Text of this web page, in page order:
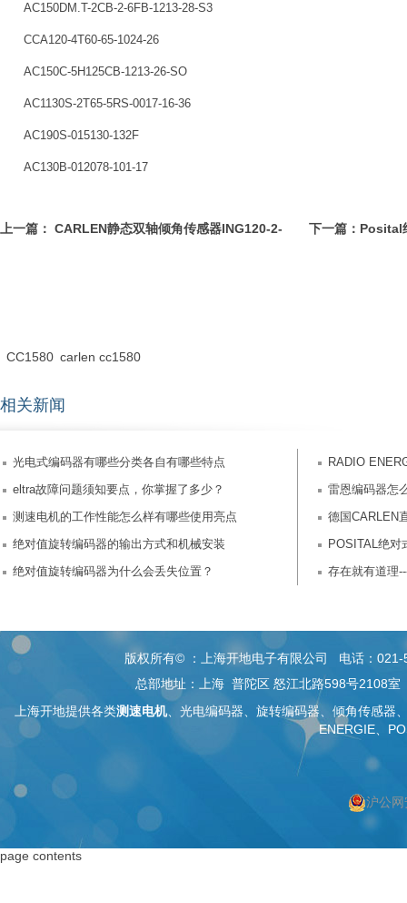
AC150DM.T-2CB-2-6FB-1213-28-S3
CCA120-4T60-65-1024-26
AC150C-5H125CB-1213-26-SO
AC1130S-2T65-5RS-0017-16-36
AC190S-015130-132F
AC130B-012078-101-17
上一篇： CARLEN静态双轴倾角传感器ING120-2- 下一篇： Posital
CC1580 carlen cc1580
相关新闻
光电式编码器有哪些分类各自有哪些特点
RADIO
1024CR02-
eltra故障问题须知要点，你掌握了多少？
雷恩编码器怎
测速电机的工作性能怎么样有哪些使用亮点
德国CARLEN
绝对值旋转编码器的输出方式和机械安装
POSITAL绝对
绝对值旋转编码器为什么会丢失位置？
存在就有道理
版权所有© ：上海开地电子有限公司 电话：
总部地址：上海 普陀区 怒江北路598号2108室
上海开地提供各类测速电机、 光电编码器 、旋转编码器、 倾角传感器
ENERGIE、
沪公
page contents